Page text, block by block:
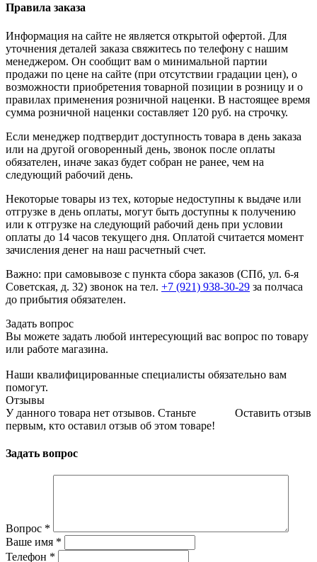
Правила заказа
Информация на сайте не является открытой офертой. Для
уточнения деталей заказа свяжитесь по телефону с нашим
менеджером. Он сообщит вам о минимальной партии
продажи по цене на сайте (при отсутствии градации цен), о
возможности приобретения товарной позиции в розницу и о
правилах применения розничной наценки. В настоящее время
сумма розничной наценки составляет 120 руб. на строчку.
Если менеджер подтвердит доступность товара в день заказа
или на другой оговоренный день, звонок после оплаты
обязателен, иначе заказ будет собран не ранее, чем на
следующий рабочий день.
Некоторые товары из тех, которые недоступны к выдаче или
отгрузке в день оплаты, могут быть доступны к получению
или к отгрузке на следующий рабочий день при условии
оплаты до 14 часов текущего дня. Оплатой считается момент
зачисления денег на наш расчетный счет.
Важно: при самовывозе с пункта сборa заказов (СПб, ул. 6-я
Советская, д. 32) звонок на тел. +7 (921) 938-30-29 за полчаса
до прибытия обязателен.
Задать вопрос
Вы можете задать любой интересующий вас вопрос по товару
или работе магазина.
Наши квалифицированные специалисты обязательно вам
помогут.
Отзывы
Оставить отзыв
У данного товара нет отзывов. Станьте
первым, кто оставил отзыв об этом товаре!
Задать вопрос
Вопрос *
Ваше имя *
Телефон *